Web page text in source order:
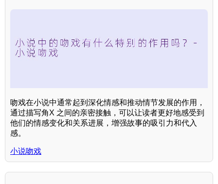
吻戏在小说中通常起到深化情感和推动情节发展的作用，
通过描写角X 之间的亲密接触，可以让读者更好地感受到
他们的情感变化和关系进展，增强故事的吸引力和代入
感。
小说吻戏